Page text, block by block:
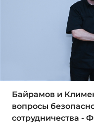
Байрамов и
вопросы
сотрудничества -